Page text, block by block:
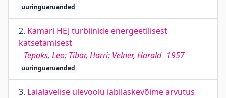
uuringuaruanded
2. Kamari HEJ turbiinide energeetilisest
katsetamisest
Tepaks, Leo; Tibar, Harri; Velner, Harald 1957
uuringuaruanded
3. Laialävelise ülevoolu läbilaskevõime arvutus